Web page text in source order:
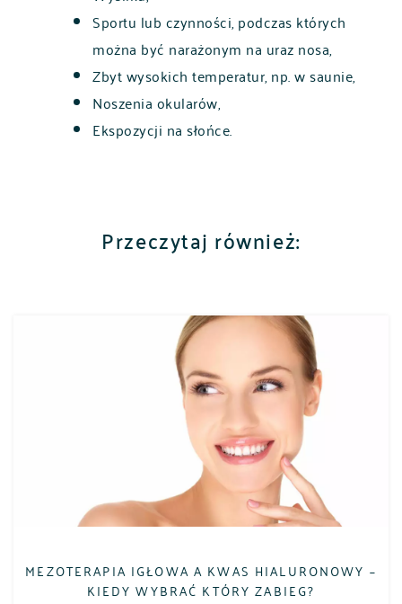
Sportu lub czynności, podczas których
można być narażonym na uraz nosa,
Zbyt wysokich temperatur, np. w saunie,
Noszenia okularów,
Ekspozycji na słońce.
Przeczytaj również:
MEZOTERAPIA IGŁOWA A KWAS HIALURONOWY –
KIEDY WYBRAĆ KTÓRY ZABIEG?